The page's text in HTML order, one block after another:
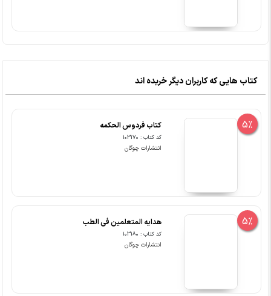
کتاب هایی که کاربران دیگر خریده اند
5% کتاب فردوس الحکمه
کد کتاب : 103170
انتشارات چوگان
5% هدایه المتعلمین فی الطب
کد کتاب : 103180
انتشارات چوگان